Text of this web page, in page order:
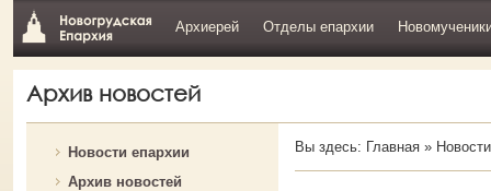
Архиерей Отделы епархии
Архив новостей
Новости епархии
Архив новостей
Вы здесь: Главная» Новости